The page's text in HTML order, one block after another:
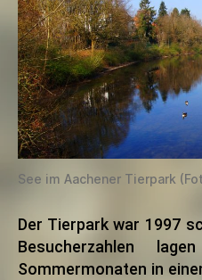
See im Aachener Tierpark
Der Tierpark war 1997
Besucherzahlen
Sommermonaten in